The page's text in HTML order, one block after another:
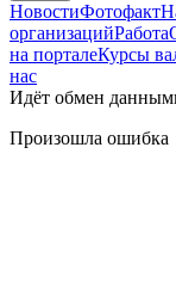
НовостиФотофакт
организацийРабота
на порталеКурсы
нас
Идёт обмен
Произошла ошибка